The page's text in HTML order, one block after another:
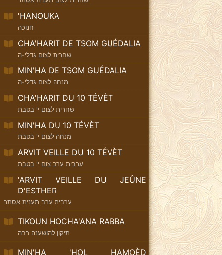
'HANOUKA
חנוכה
CHA'HARIT DE TSOM GUÉDALIA
שחרית לצום גדלי-ה
MIN'HA DE TSOM GUÉDALIA
מנחה לצום גדלי-ה
CHA'HARIT DU 10 TÉVÈT
שחרית לצום י' בטבת
MIN'HA DU 10 TÉVÈT
מנחה לצום י' בטבת
ARVIT VEILLE DU 10 TÉVÈT
ערבית ערב צום י' בטבת
'ARVIT VEILLE DU JEÛNE
D'ESTHER
ערבית ערב תענית אסתר
TIKOUN HOCHA'ANA RABBA
תיקון להושענה רבה
MIN'HA 'HOL HAMOÈD